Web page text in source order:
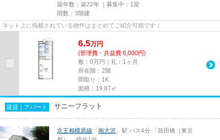
築年数：築22年 ｜募集中： 1室
階数：3階建
ネット上に掲載されている物件はまとめてご紹介可能です！
6.5万円
(管理費・共益費 6,000円)
敷：0万円｜礼：1ヶ月
所在階：2階
間取り：1K
面積：19.87㎡
賃貸｜アパート サニーフラット
京王相模原線 「南大沢 」駅 バス4分 「前田橋（東京